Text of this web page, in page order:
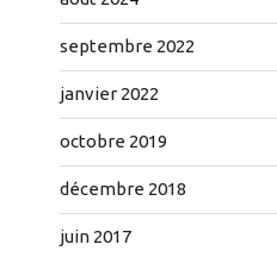
septembre 2022
janvier 2022
octobre 2019
décembre 2018
juin 2017